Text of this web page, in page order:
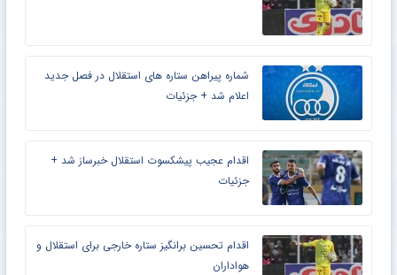
شماره پیراهن ستاره های استقلال در فصل جدید
اعلام شد + جزئیات
اقدام عجیب پیشکسوت استقلال خبرساز شد +
جزئیات
اقدام تحسین برانگیز ستاره خارجی برای استقلال و
هواداران